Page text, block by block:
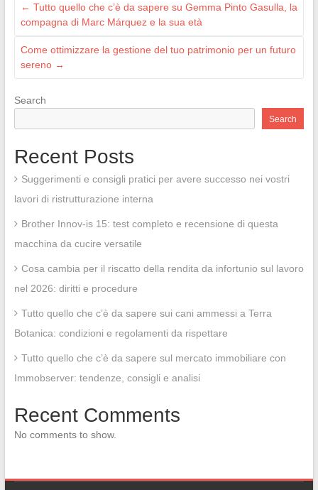
← Tutto quello che c’è da sapere su Gemma Pinto Gasulla, la
compagna di Marc Márquez e la sua età
Come ottimizzare la gestione del tuo patrimonio per un futuro
sereno →
Search
Search
Recent Posts
Suggerimenti e consigli pratici per avere successo nei vostri
lavori di ristrutturazione interna
Brother Innov-is 15: test completo e recensione di questa
macchina da cucire versatile
Cosa cambia per il riscatto della rendita da infortunio sul lavoro
nel 2026: diritti e procedure
Tutto quello che c’è da sapere sui cani ammessi a Terra
Botanica: condizioni e regolamenti da rispettare
Tutto quello che c’è da sapere sul mercato immobiliare con
Immobserver: tendenze, consigli e analisi
Recent Comments
No comments to show.